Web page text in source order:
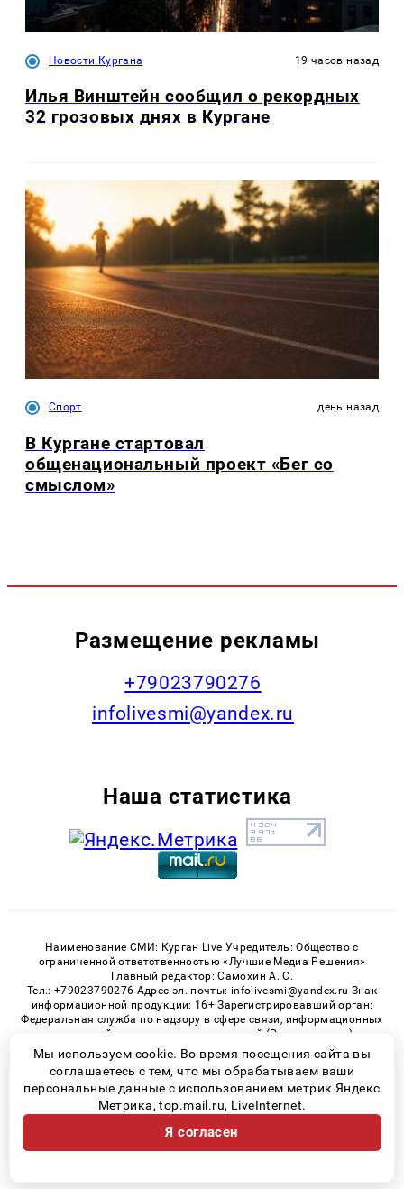
Новости Кургана 19 часов назад
Илья Винштейн сообщил о рекордных
32 грозовых днях в Кургане
Спорт день назад
В Кургане стартовал
общенациональный проект «Бег со
смыслом»
Размещение рекламы
+79023790276
infolivesmi@yandex.ru
Наша статистика
Наименование СМИ: Курган Live Учредитель: Общество с
ограниченной ответственностью «Лучшие Медиа Решения»
Главный редактор: Самохин А. С.
Тел.: +79023790276 Адрес эл. почты: infolivesmi@yandex.ru Знак
информационной продукции: 16+ Зарегистрировавший орган:
Федеральная служба по надзору в сфере связи, информационных
технологий и массовых коммуникаций (Роскомнадзор)
Регистрационный номер СМИ ЭЛ № ФС 77 - 82535 от 21.01.2022
© 2026 «Kurgan-Live» | Все права защищены
Возрастная категория сайта 16+
Политика конфиденциальности
Мы используем cookie. Во время посещения сайта вы
соглашаетесь с тем, что мы обрабатываем ваши
персональные данные с использованием метрик Яндекс
Метрика, top.mail.ru, LiveInternet.
Я согласен